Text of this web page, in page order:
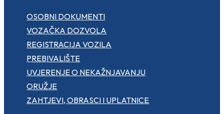
OSOBNI DOKUMENTI
VOZAČKA DOZVOLA
REGISTRACIJA VOZILA
PREBIVALIŠTE
UVJERENJE O NEKAŽNJAVANJU
ORUŽJE
ZAHTJEVI, OBRASCI I UPLATNICE